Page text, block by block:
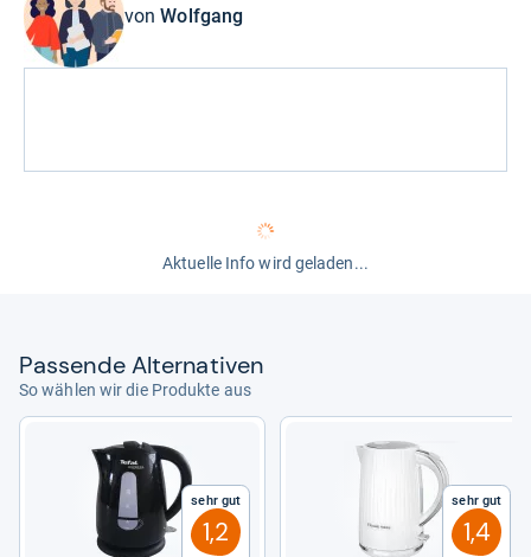
vonWolfgang
Aktuelle Info wird geladen...
Pas­sende Alter­na­ti­ven
So wählen wir die Produkte aus
Sehr gut
1,2
Sehr gut
1,4